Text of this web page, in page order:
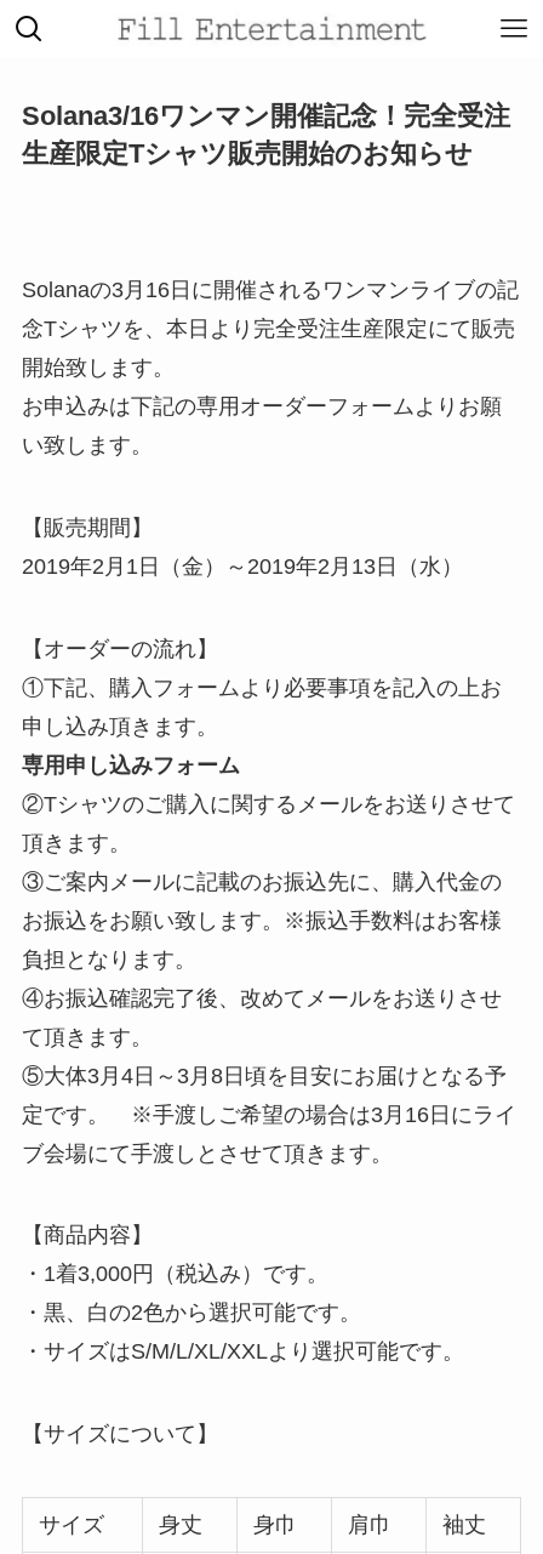
TOP
ARTISTS
AUDITION
Solana3/16ワンマン開催記念！完全受注
生産限定Tシャツ販売開始のお知らせ
Solanaの3月16日に開催されるワンマンライブの記
念Tシャツを、本日より完全受注生産限定にて販売
開始致します。
お申込みは下記の専用オーダーフォームよりお願
い致します。
【販売期間】
2019年2月1日（金）～2019年2月13日（水）
【オーダーの流れ】
①下記、購入フォームより必要事項を記入の上お
申し込み頂きます。
専用申し込みフォーム
②Tシャツのご購入に関するメールをお送りさせて
頂きます。
③ご案内メールに記載のお振込先に、購入代金の
お振込をお願い致します。※振込手数料はお客様
負担となります。
④お振込確認完了後、改めてメールをお送りさせ
て頂きます。
⑤大体3月4日～3月8日頃を目安にお届けとなる予
定です。 ※手渡しご希望の場合は3月16日にライ
ブ会場にて手渡しとさせて頂きます。
【商品内容】
・1着3,000円（税込み）です。
・黒、白の2色から選択可能です。
・サイズはS/M/L/XL/XXLより選択可能です。
【サイズについて】
サイズ 身丈 身巾 肩巾 袖丈